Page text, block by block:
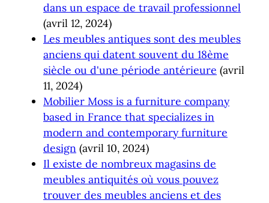
dans un espace de travail professionnel
(avril 12, 2024)
Les meubles antiques sont des meubles
anciens qui datent souvent du 18ème
siècle ou d'une période antérieure (avril
11, 2024)
Mobilier Moss is a furniture company
based in France that specializes in
modern and contemporary furniture
design (avril 10, 2024)
Il existe de nombreux magasins de
meubles antiquités où vous pouvez
trouver des meubles anciens et des